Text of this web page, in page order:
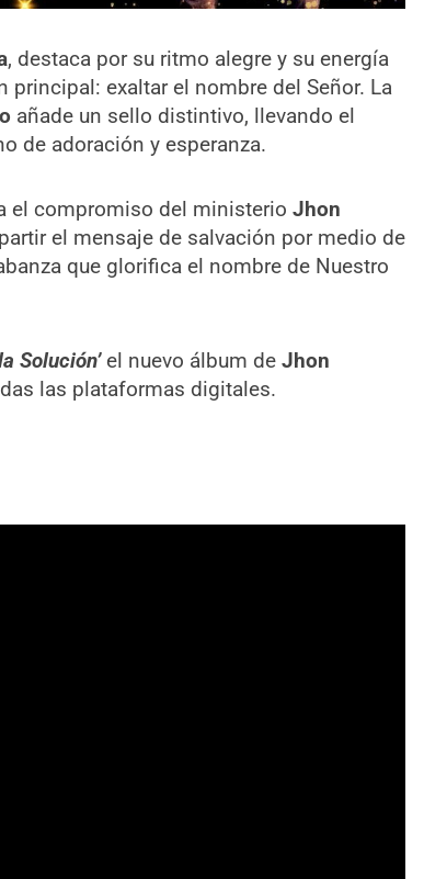
, destaca por su ritmo alegre y su energía
exaltar el nombre del Señor. La
añade un sello distintivo, llevando el
de adoración y esperanza.
el compromiso del ministerio Jhon
el mensaje de salvación por medio de
que glorifica el nombre de Nuestro
Solución’el nuevo álbum de Jhon
las plataformas digitales.